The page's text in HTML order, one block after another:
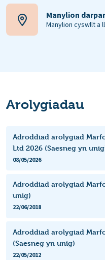
Manylion
Manylion cyswllt a
Arolygiadau
Adroddiad arolygiad
Ltd 2026 (Saesneg yn
08/05/2026
Adroddiad arolygiad
unig)
22/06/2018
Adroddiad arolygiad
(Saesneg yn unig)
22/05/2012